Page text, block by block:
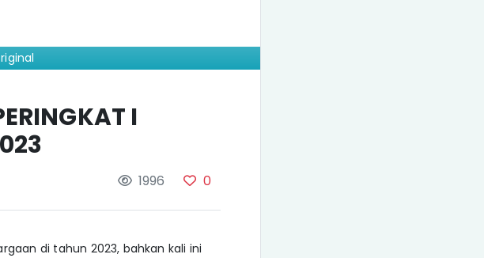
I
1996 0
di tahun 2023, bahkan kali ini